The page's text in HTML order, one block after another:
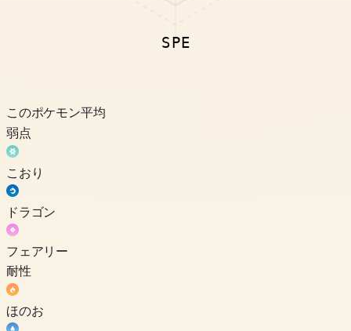
SPE
このポケモン平均
弱点
こおり
ドラゴン
フェアリー
耐性
ほのお